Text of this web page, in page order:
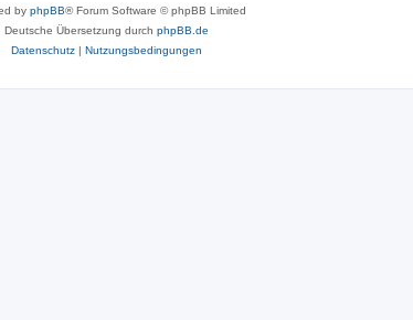
by phpBB® Forum Software © phpBB Limited
Deutsche Übersetzung durch phpBB.de
Datenschutz| Nutzungsbedingungen